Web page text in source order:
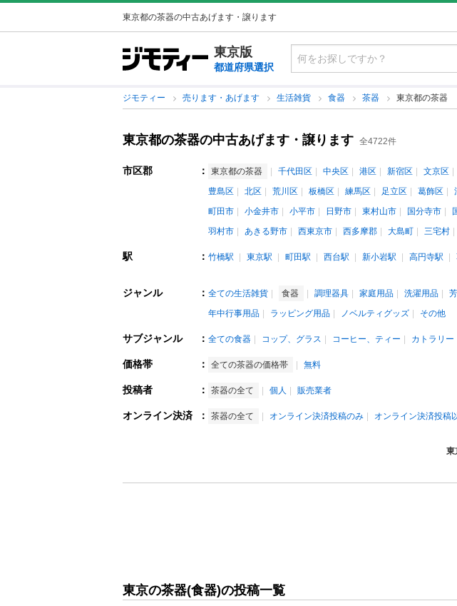
東京都の茶器の中古あげます・譲ります
東京版
都道府県選択
ジモティー 売ります・あげます 生活雑貨 食器 茶器 東京都の茶器
東京都の茶器の中古あげます・譲ります 全4722件
市区郡 ： 東京都の茶器 千代田区 中央区 港区 新宿区 文京区
豊島区
北区 荒川区 板橋区 練馬区 足立区 葛飾区
町田市
小金井市 小平市 日野市 東村山市 国分寺市
羽村市
あきる野市 西東京市 西多摩郡 大島町 三宅村
駅 ： 竹橋駅 東京駅 町田駅 西台駅 新小岩駅 高円寺駅
ジャンル ： 全ての生活雑貨 食器 調理器具 家庭用品 洗濯用品
年中行事用品
ラッピング用品 ノベルティグッズ その他
サブジャンル ： 全ての食器 コップ、グラス コーヒー、ティー カトラリー
価格帯 ： 全ての茶器の価格帯 無料
投稿者 ： 茶器の全て 個人 販売業者
オンライン決済 ： 茶器の全て オンライン決済投稿のみ オンライン決済投稿
東
東京の茶器(食器)の投稿一覧